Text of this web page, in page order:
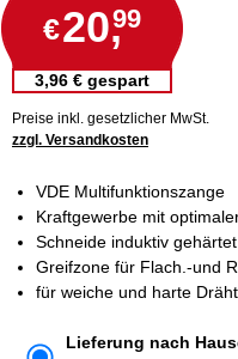
€20,99
3,96 € gespart
Preise inkl. gesetzlicher MwSt.
zzgl. Versandkosten
VDE Multifunktionszange
Kraftgewerbe mit
Schneide induktiv gehärtet
Greifzone für Flach.-und
für weiche und harte
Lieferung nach